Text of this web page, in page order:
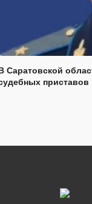
Саратовской
приставов